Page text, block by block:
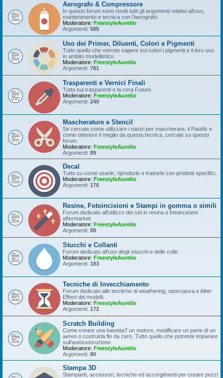
Aerografo & Compressore
In questo forum sono riuniti tutti gli argomenti relativi all'uso,
mantenimento e tecnica con l'aerografo.
Moderatore: FreestyleAurelio
Argomenti: 585
Uso dei Primer, Diluenti, Colori e Pigmenti
Tutto quello che vorrete sapere sui colori i pigmenti e il loro uso
in ambito modellistico.
Moderatore: FreestyleAurelio
Argomenti: 781
Trasparenti e Vernici Finali
Tutto sui trasparenti e la cera Future.
Moderatore: FreestyleAurelio
Argomenti: 240
Mascherature e Stencil
Se cercate come utilizzare i nastri per mascherare, il Patafix e
come ottenere il meglio da questa tecnica, cercate su questo
forum.
Moderatore: FreestyleAurelio
Argomenti: 89
Decal
Tutto su come usarle, riprodurle e trattarle con prodotti specifici.
Moderatore: FreestyleAurelio
Argomenti: 176
Resine, Fotoincisioni e Stampi in gomma o simili
Forum dedicato all'utilizzo dei set in resina e fotoincisioni
aftermarket.
Moderatore: FreestyleAurelio
Argomenti: 88
Stucchi e Collanti
Forum dedicato all'uso degli stucchi e delle colle.
Moderatore: FreestyleAurelio
Argomenti: 183
Tecniche di Invecchiamento
Forum dedicato alle tecniche di weathering, sporcatura e After
Effect dei modelli.
Moderatore: FreestyleAurelio
Argomenti: 172
Scratch Building
Come creare una basetta? un motore, modificare un parte di un
aereo o costruirla fin da zero. Tutto quello che potreste imparare
sull'autocostruzione.
Moderatore: FreestyleAurelio
Argomenti: 80
Stampa 3D
Stampanti, accessori, tecniche ed accorgimenti per creare pezzi